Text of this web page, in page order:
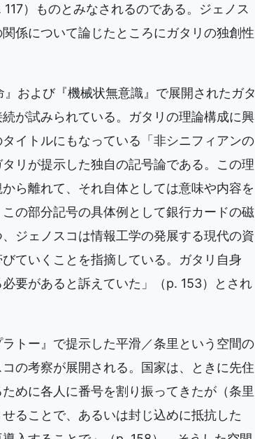
）ものとみなされるのである。ジェノス
係について論じたところにガタリの独創性
および『機械状無意識』で展開されたガタ
が試みられている。ガタリの理論構成に興
イトルにもなっている「非シニフィアンの
リが提示した独自の記号論である。この理
ら離れて、それ自体としては意味や内容を
の部分記号の具体例として銀行カードの磁
ジェノスコは情報工学の発展する現代の資
ていくことを指摘している。ガタリ自身
要があると訴えていた」（p. 153）とされ
トー』で提示した平滑／条里という空間の
の考察が展開される。国家は、ときに先住
めに各人に番号を割り振ってきたが（条里
ることで、あるいは封じ込めに抵抗した